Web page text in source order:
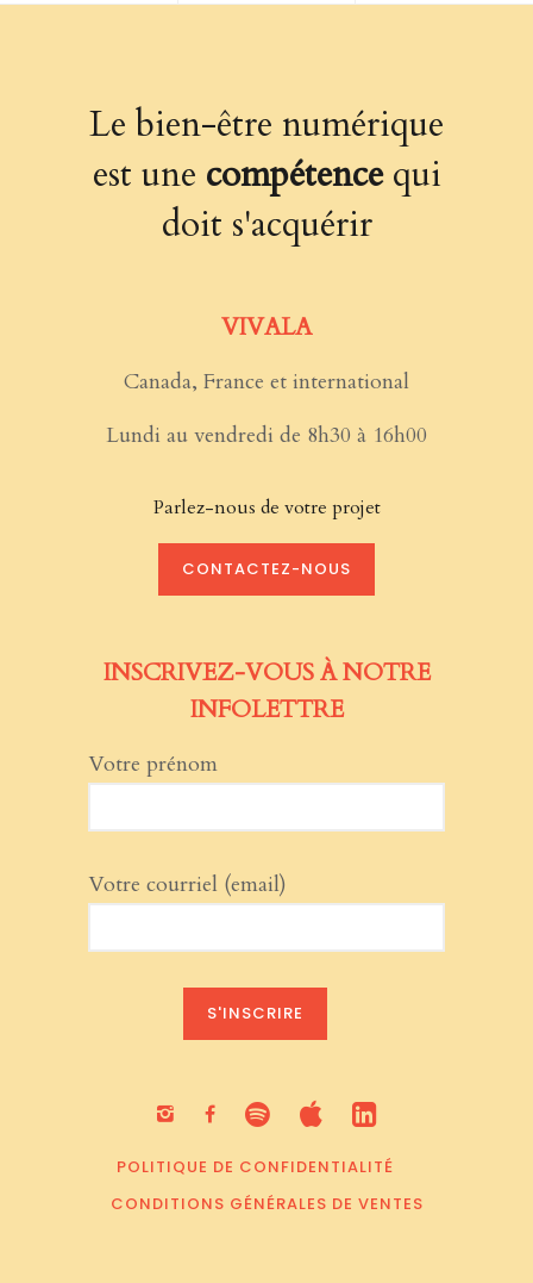
Le bien-être numérique
est une compétencequi
doit s'acquérir
VIVALA
Canada, France et international
Lundi au vendredi de 8h30 à 16h00
Parlez-nous de votre projet
CONTACTEZ-NOUS
INSCRIVEZ-VOUS À NOTRE
INFOLETTRE
Votre prénom
Votre courriel (email)
POLITIQUE DE CONFIDENTIALITÉ
CONDITIONS GÉNÉRALES DE VENTES